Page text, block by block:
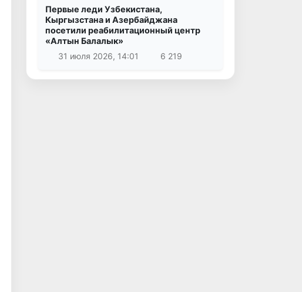
Первые леди Узбекистана,
Кыргызстана и Азербайджана
посетили реабилитационный центр
«Алтын Балалык»
31 июля 2026, 14:01
6 219